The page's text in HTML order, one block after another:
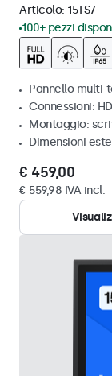
Articolo: 15TS7
100+ pezzi
Pannello multi-
Connessioni:
Montaggio:
Dimensioni
€ 459,00
€ 559,98 IVA incl.